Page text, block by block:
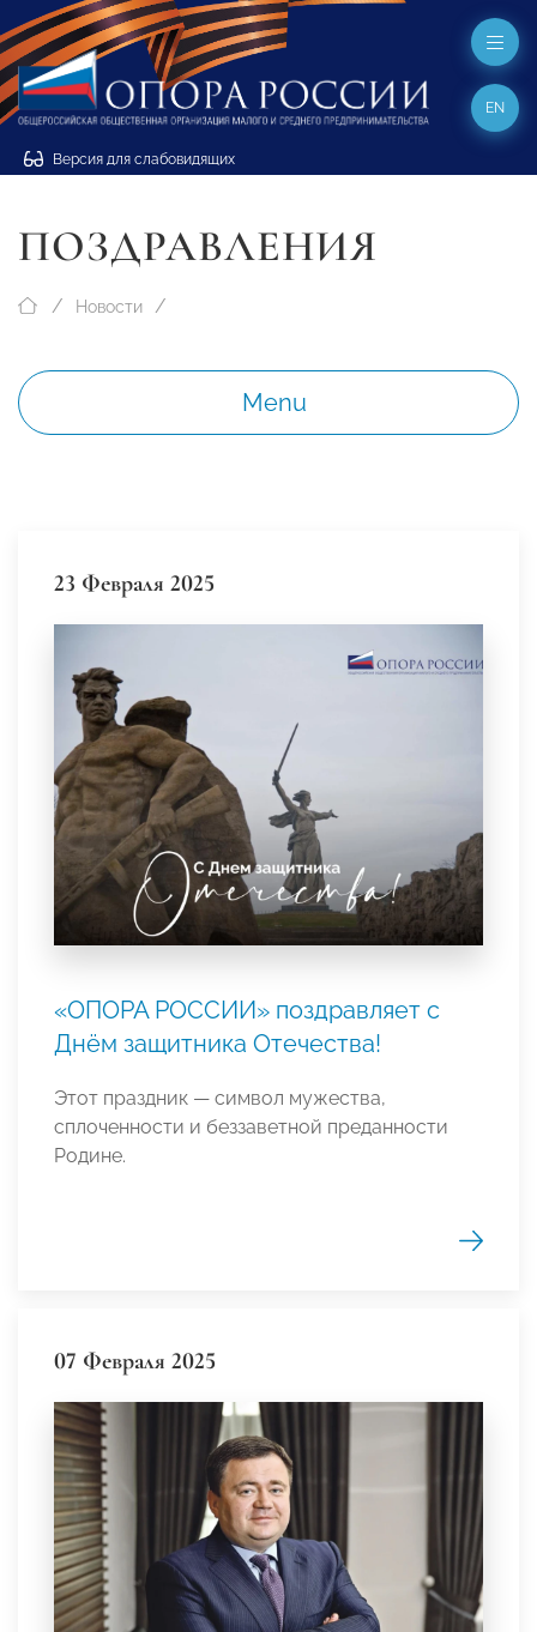
Версия для слабовидящих
EN
ПОЗДРАВЛЕНИЯ
Новости
Menu
23 Февраля 2025
«ОПОРА РОССИИ» поздравляет с
Днём защитника Отечества!
Этот праздник — символ мужества,
сплоченности и беззаветной преданности
Родине.
07 Февраля 2025